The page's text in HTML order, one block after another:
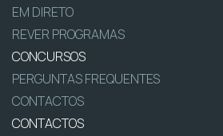
EM DIRETO
REVER PROGRAMAS
CONCURSOS
PERGUNTAS FREQUENTES
CONTACTOS
CONTACTOS